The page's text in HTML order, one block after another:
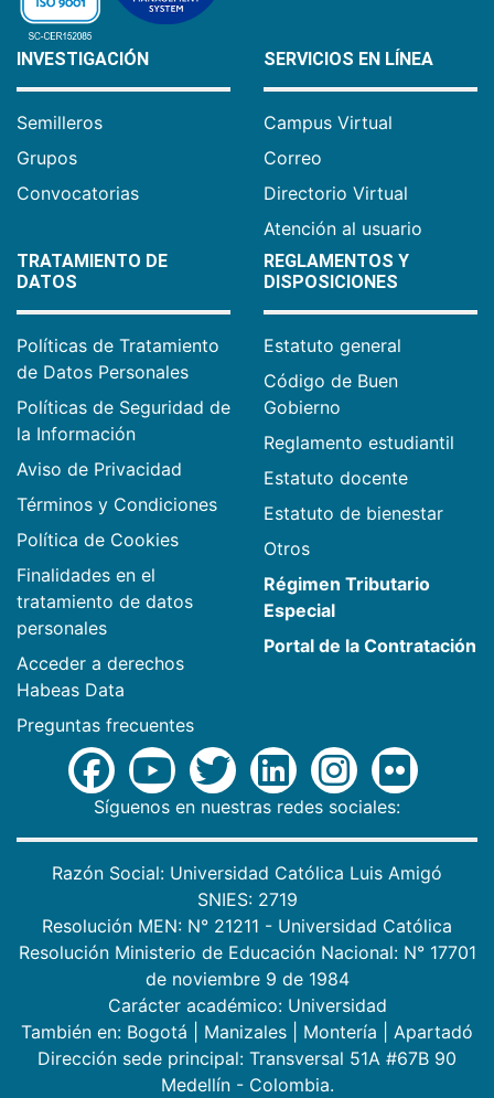
INVESTIGACIÓN
Semilleros
Grupos
Convocatorias
SERVICIOS EN LÍNEA
Campus Virtual
Correo
Directorio Virtual
Atención al usuario
TRATAMIENTO DE
DATOS
Políticas de Tratamiento
de Datos Personales
Políticas de Seguridad de
la Información
Aviso de Privacidad
Términos y Condiciones
Política de Cookies
Finalidades en el
tratamiento de datos
personales
Acceder a derechos
Habeas Data
Preguntas frecuentes
REGLAMENTOS Y
DISPOSICIONES
Estatuto general
Código de Buen
Gobierno
Reglamento estudiantil
Estatuto docente
Estatuto de bienestar
Otros
Régimen Tributario
Especial
Portal de la Contratación
Síguenos en nuestras redes sociales:
Razón Social: Universidad Católica Luis Amigó
SNIES: 2719
Resolución MEN: N° 21211 - Universidad Católica
Resolución Ministerio de Educación Nacional: N° 17701
de noviembre 9 de 1984
Carácter académico: Universidad
También en: Bogotá Manizales Montería
Apartadó
Dirección sede principal: Transversal 51A #67B 90
Medellín - Colombia.